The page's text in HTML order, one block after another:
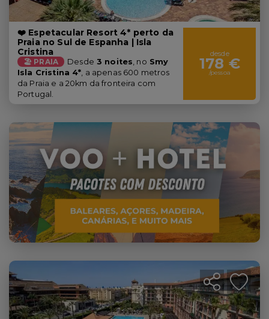
❤️ Espetacular Resort 4* perto da
Praia no Sul de Espanha | Isla
Cristina
🏖️ PRAIA Desde 3 noites, no Smy
Isla Cristina 4*, a apenas 600 metros
da Praia e a 20km da fronteira com
Portugal.
desde
178 €
/pessoa